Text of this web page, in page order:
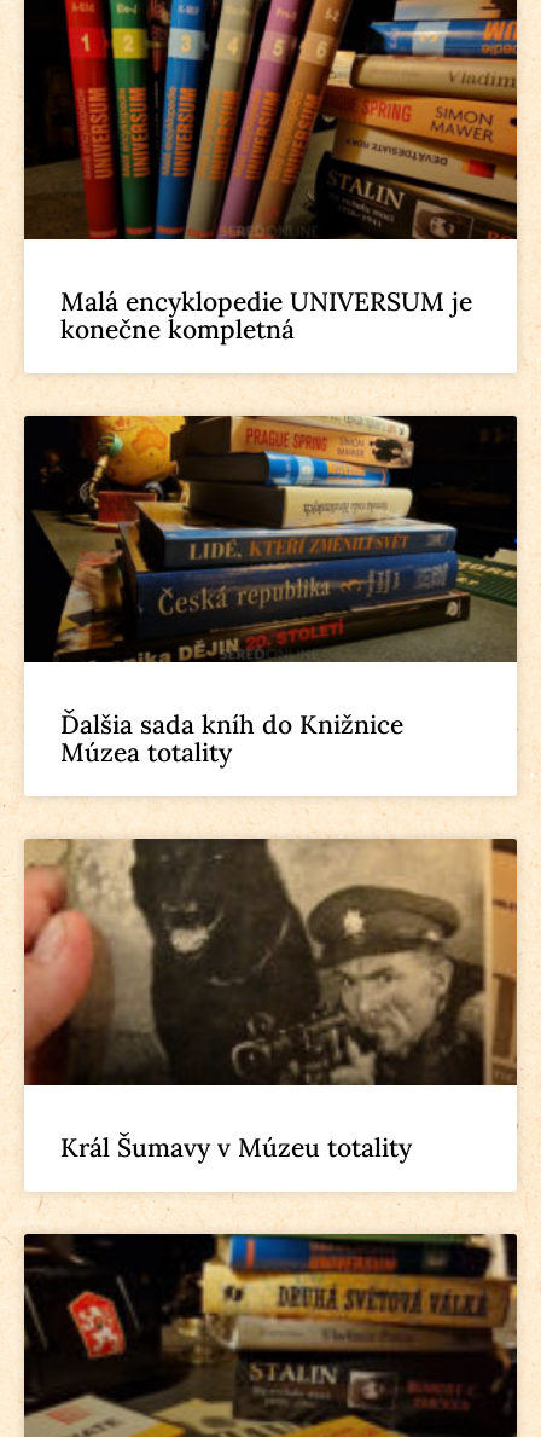
Malá encyklopedie UNIVERSUM je
konečne kompletná
Ďalšia sada kníh do Knižnice
Múzea totality
Král Šumavy v Múzeu totality